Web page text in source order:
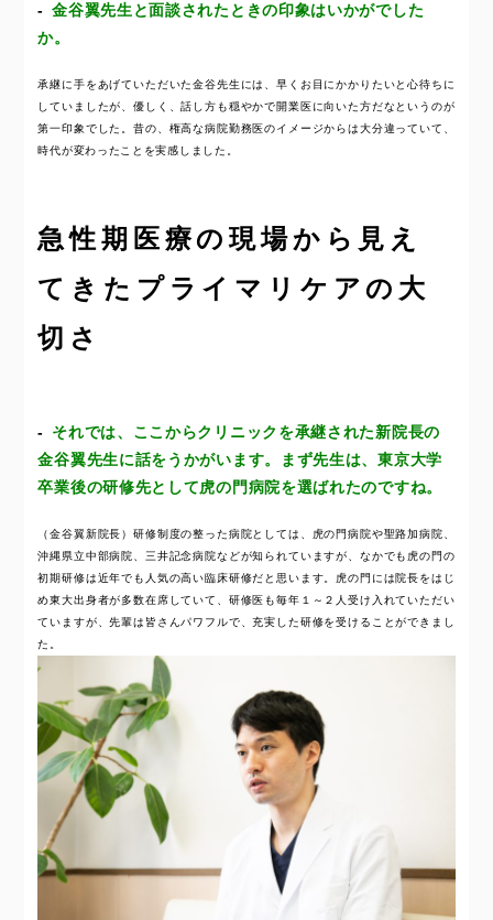
金谷翼先生と面談されたときの印象はいかがでした
か。
承継に手をあげていただいた金谷先生には、早くお目にかかりたいと心待ちに
していましたが、優しく、話し方も穏やかで開業医に向いた方だなというのが
第一印象でした。昔の、権高な病院勤務医のイメージからは大分違っていて、
時代が変わったことを実感しました。
急性期医療の現場から見え
てきたプライマリケアの大
切さ
それでは、ここからクリニックを承継された新院長の
金谷翼先生に話をうかがいます。まず先生は、東京大学
卒業後の研修先として虎の門病院を選ばれたのですね。
（金谷翼新院長）研修制度の整った病院としては、虎の門病院や聖路加病院、
沖縄県立中部病院、三井記念病院などが知られていますが、なかでも虎の門の
初期研修は近年でも人気の高い臨床研修だと思います。虎の門には院長をはじ
め東大出身者が多数在席していて、研修医も毎年１～２人受け入れていただい
ていますが、先輩は皆さんパワフルで、充実した研修を受けることができまし
た。